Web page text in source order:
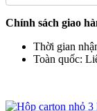
Chính sách giao
Thời gian
Toàn quốc: